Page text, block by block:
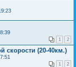
1 2
скорости (20-40км.)
1 2